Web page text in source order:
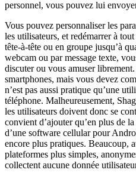
personnel, vous pouvez lui
Vous pouvez personnaliser les
les utilisateurs, et redémarrer à
tête-à-tête ou en groupe jusqu’à
webcam ou par message texte,
discuter ou vous amuser
smartphones, mais vous devez
n’est pas aussi pratique qu’une
téléphone. Malheureusement,
les utilisateurs doivent donc se
convient d’ajouter qu’en plus de
d’une software cellular pour
encore plus pratiques. Beaucoup,
plateformes plus simples,
collectent aucune donnée